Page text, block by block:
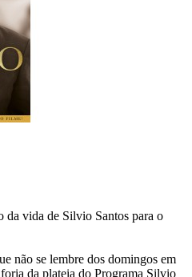
da vida de Silvio Santos para o
não se lembre dos domingos em
da plateia do Programa Silvio